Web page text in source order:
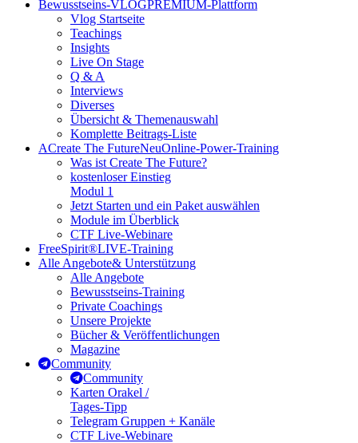
Bewusstseins-VLOGPREMIUM-Plattform
Vlog Startseite
Teachings
Insights
Live On Stage
Q & A
Interviews
Diverses
Übersicht & Themenauswahl
Komplette Beitrags-Liste
ACreate The FutureNeuOnline-Power-Training
Was ist Create The Future?
kostenloser Einstieg
Modul 1
Jetzt Starten und ein Paket auswählen
Module im Überblick
CTF Live-Webinare
FreeSpirit®LIVE-Training
Alle Angebote& Unterstützung
Alle Angebote
Bewusstseins-Training
Private Coachings
Unsere Projekte
Bücher & Veröffentlichungen
Magazine
Community
Community
Karten Orakel /
Tages-Tipp
Telegram Gruppen + Kanäle
CTF Live-Webinare